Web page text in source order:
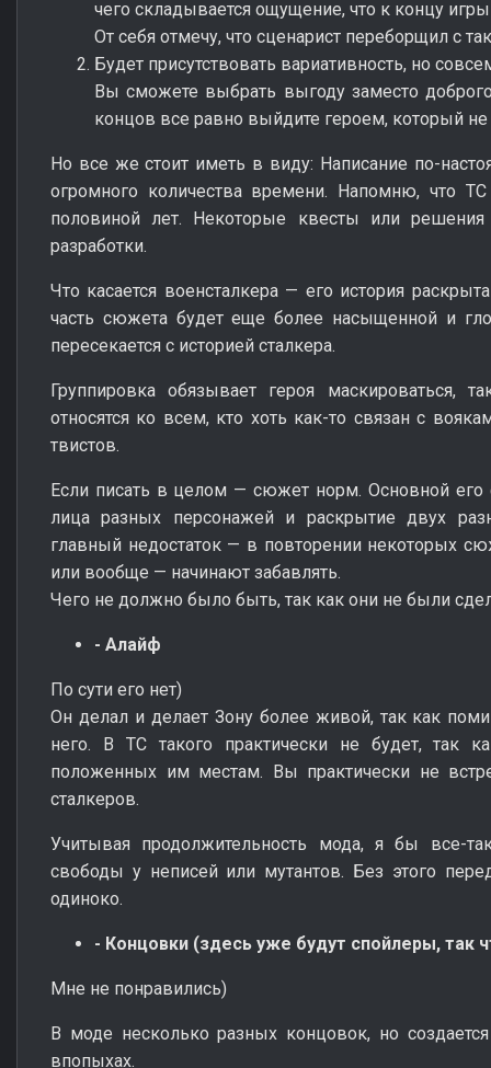
чего складывается ощущение, что к концу
От себя отмечу, что сценарист переборщил с
Будет присутствовать вариативность, но
Вы сможете выбрать выгоду заместо
концов все равно выйдите героем, который
Но все же стоит иметь в виду: Написание по-
огромного количества времени. Напомню, что
половиной лет. Некоторые квесты или
разработки.
Что касается военсталкера — его история
часть сюжета будет еще более насыщенной и
пересекается с историей сталкера.
Группировка обязывает героя маскироваться,
относятся ко всем, кто хоть как-то связан с
твистов.
Если писать в целом — сюжет норм. Основной его
лица разных персонажей и раскрытие двух
главный недостаток — в повторении некоторых
или вообще — начинают забавлять.
Чего не должно было быть, так как они не были
- Алайф
По сути его нет)
Он делал и делает Зону более живой, так как
него. В ТС такого практически не будет, так
положенных им местам. Вы практически не
сталкеров.
Учитывая продолжительность мода, я бы все-
свободы у неписей или мутантов. Без этого
одиноко.
- Концовки (здесь уже будут спойлеры, так
Мне не понравились)
В моде несколько разных концовок, но
впопыхах.